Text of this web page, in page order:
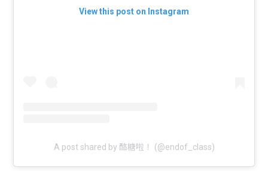
View this post on Instagram
A post shared by 酪糖啦！ (@endof_class)